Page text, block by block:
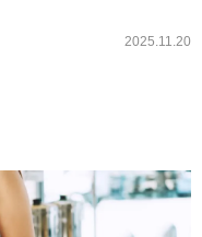
2025.11.20